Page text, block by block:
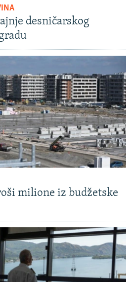
desničarskog
milione iz budžetske